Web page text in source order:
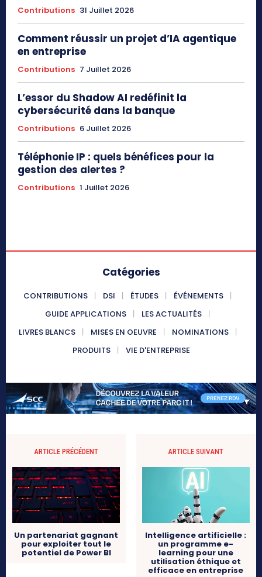
Contributions 31 Juillet 2026
Comment réussir un projet d’IA agentique
en entreprise
Contributions 7 Juillet 2026
L’essor du Shadow AI redéfinit la
cybersécurité dans la banque
Contributions 6 Juillet 2026
Téléphonie IP : quels bénéfices pour la
gestion des alertes ?
Contributions 1 Juillet 2026
Catégories
CONTRIBUTIONS DSI ÉTUDES
ÉVÉNEMENTS
GUIDE APPLICATIONS
LES ACTUALITÉS
LIVRES BLANCS
MISES EN OEUVRE
NOMINATIONS
PRODUITS
VIE D'ENTREPRISE
ARTICLE PRÉCÉDENT
Un partenariat gagnant
pour exploiter tout le
potentiel de Power BI
ARTICLE SUIVANT
Intelligence artificielle :
un programme e-
learning pour une
utilisation éthique et
efficace en entreprise